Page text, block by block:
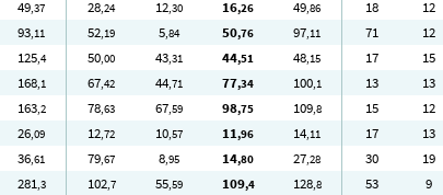
49,37 28,24 12,30 16,26 49,86 18 12
93,11 52,19 5,84 50,76 97,11 71 12
125,4 50,00 43,31 44,51 48,15 17 15
168,1 67,42 44,71 77,34 100,1 13 13
163,2 78,63 67,59 98,75 109,8 15 12
26,09 12,72 10,57 11,96 14,11 17 13
36,61 79,67 8,95 14,80 27,28 30 19
281,3 102,7 55,59 109,4 128,8 53 9